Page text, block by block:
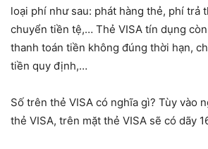
loại phí như sau: phát hàng thẻ, phí trả
chuyển tiền tệ,… Thẻ VISA tín dụng
thanh toán tiền không đúng thời hạn,
tiền quy định,…
Số trên thẻ VISA có nghĩa gì? Tùy vào
thẻ VISA, trên mặt thẻ VISA sẽ có dãy